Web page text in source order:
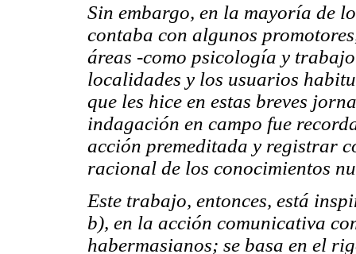
Sin embargo, en la mayoría de
contaba con algunos
áreas -como psicología y
localidades y los usuarios
que les hice en estas breves
indagación en campo fue
acción premeditada y registrar
racional de los conocimientos
Este trabajo, entonces, está
b), en la acción comunicativa
habermasianos; se basa en el